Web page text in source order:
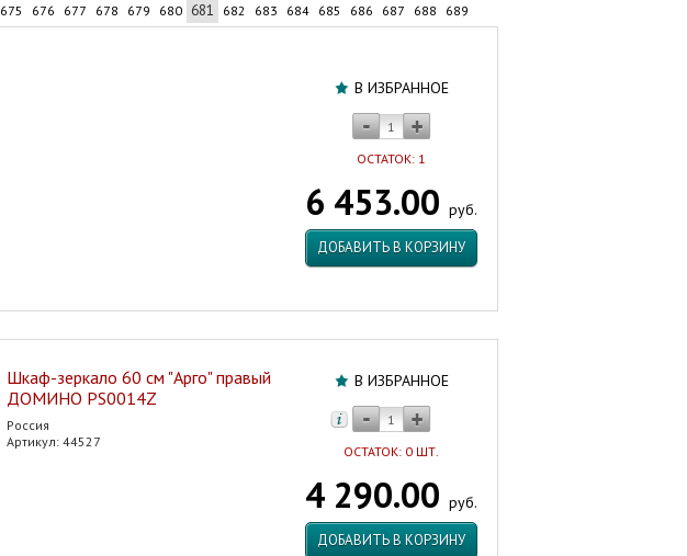
675 676 677 678 679 680 681 682 683 684 685 686 687 688
689
В ИЗБРАННОЕ
ОСТАТОК: 1
6 453.00 руб.
ДОБАВИТЬ В КОРЗИНУ
В ИЗБРАННОЕ
ОСТАТОК: 0 ШТ.
4 290.00 руб.
ДОБАВИТЬ В КОРЗИНУ
Шкаф-зеркало 60 см "Арго" правый
ДОМИНО PS0014Z
Россия
Артикул: 44527